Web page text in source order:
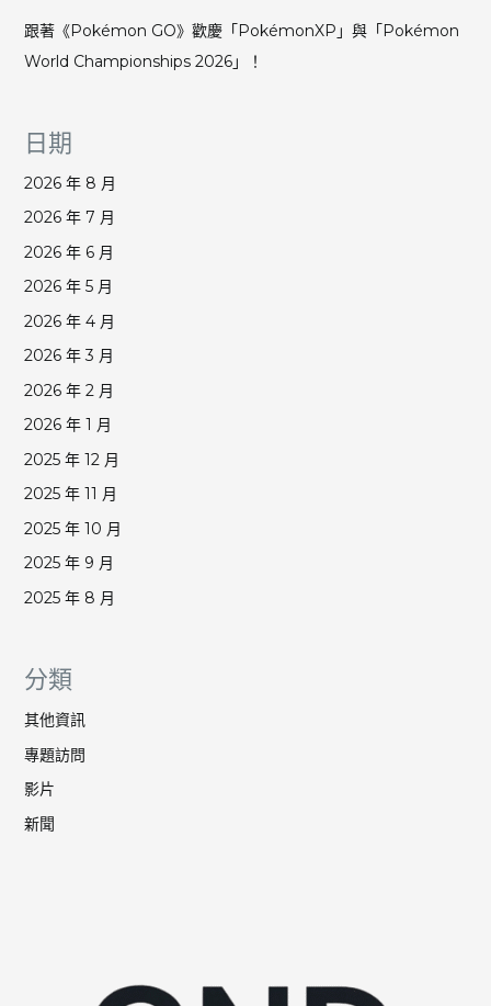
跟著《Pokémon GO》歡慶「PokémonXP」與「Pokémon
World Championships 2026」！
日期
2026 年 8 月
2026 年 7 月
2026 年 6 月
2026 年 5 月
2026 年 4 月
2026 年 3 月
2026 年 2 月
2026 年 1 月
2025 年 12 月
2025 年 11 月
2025 年 10 月
2025 年 9 月
2025 年 8 月
分類
其他資訊
專題訪問
影片
新聞